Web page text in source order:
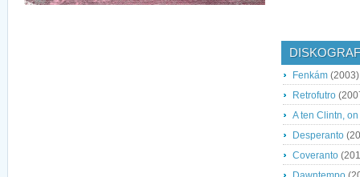
Fenkám (2003)
Retrofutro
A ten Clintn,
Desperanto
Coveranto